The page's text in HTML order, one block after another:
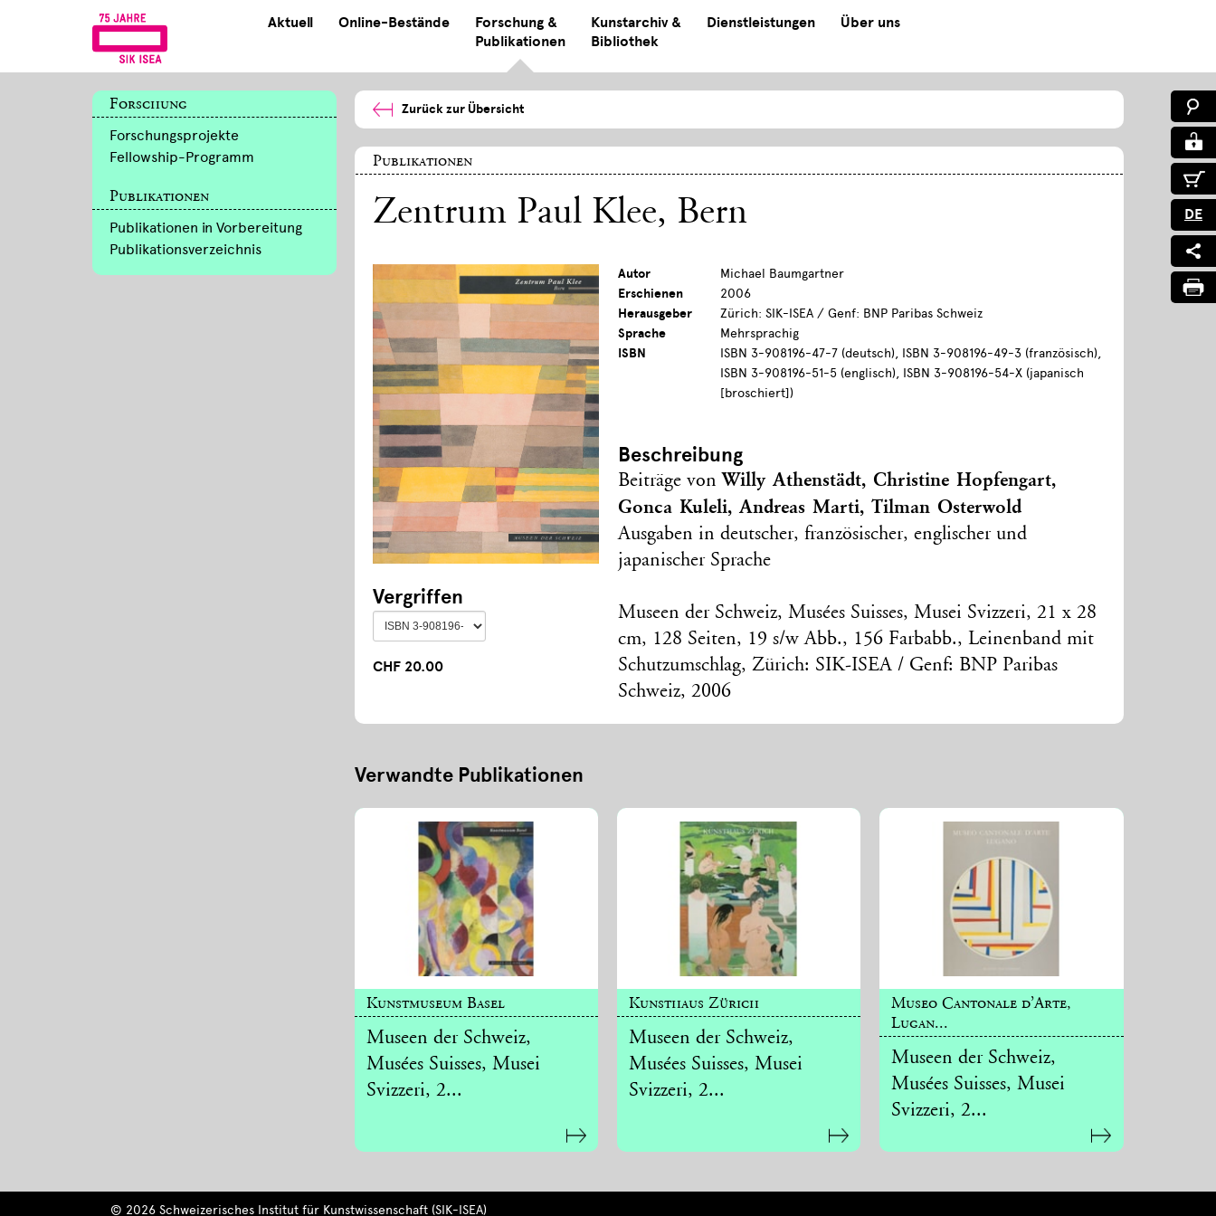
Aktuell Online-Bestände
Forschung &
Publikationen
Kunstarchiv &
Bibliothek
Dienstleistungen Über uns
DE
Forschung
Forschungsprojekte
Fellowship-Programm
Publikationen
Publikationen in Vorbereitung
Publikationsverzeichnis
Zurück zur Übersicht
Publikationen
Zentrum Paul Klee, Bern
Vergriffen
CHF 20.00
Autor
Michael Baumgartner
Erschienen
2006
Herausgeber
Zürich: SIK-ISEA / Genf: BNP Paribas Schweiz
Sprache
Mehrsprachig
ISBN
ISBN 3-908196-47-7 (deutsch), ISBN 3-908196-49-3 (französisch),
ISBN 3-908196-51-5 (englisch), ISBN 3-908196-54-X (japanisch
[broschiert])
Beschreibung
Beiträge von Willy Athenstädt, Christine Hopfengart,
Gonca Kuleli, Andreas Marti, Tilman Osterwold
Ausgaben in deutscher, französischer, englischer und
japanischer Sprache
Museen der Schweiz, Musées Suisses, Musei Svizzeri, 21 x 28
cm, 128 Seiten, 19 s/w Abb., 156 Farbabb., Leinenband mit
Schutzumschlag, Zürich: SIK-ISEA / Genf: BNP Paribas
Schweiz, 2006
Verwandte Publikationen
Kunstmuseum Basel
Museen der Schweiz,
Musées Suisses, Musei
Svizzeri, 2...
Kunsthaus Zürich
Museen der Schweiz,
Musées Suisses, Musei
Svizzeri, 2...
Museo Cantonale d’Arte,
Lugan...
Museen der Schweiz,
Musées Suisses, Musei
Svizzeri, 2...
© 2026 Schweizerisches Institut für Kunstwissenschaft (SIK-ISEA)